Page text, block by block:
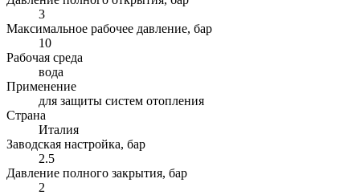
3
Максимальное рабочее давление, бар
10
Рабочая среда
вода
Применение
для защиты систем отопления
Страна
Италия
Заводская настройка, бар
2.5
Давление полного закрытия, бар
2